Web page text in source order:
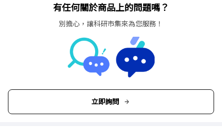
有任何關於商品上的問題嗎？
別擔心，讓科研市集來為您服務！
立即詢問